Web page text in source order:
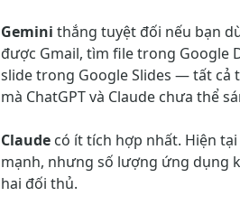
Gemini thắng tuyệt đối nếu bạn
được Gmail, tìm file trong Google
slide trong Google Slides — tất cả
mà ChatGPT và Claude chưa thể
Claude có ít tích hợp nhất. Hiện
mạnh, nhưng số lượng ứng dụng
hai đối thủ.